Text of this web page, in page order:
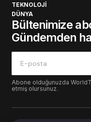
TEKNOLOJİ
DÜNYA
Bültenimize
Gündemden
Abone olduğunuzda
etmiş olursunuz.